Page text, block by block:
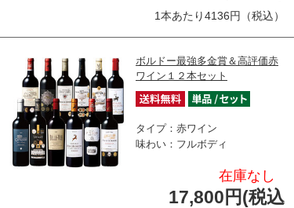
1本あたり4136円（税込）
ボルドー最強多金賞＆高評価赤
ワイン１２本セット
タイプ：赤ワイン
味わい：フルボディ
在庫なし
17,800円(税込